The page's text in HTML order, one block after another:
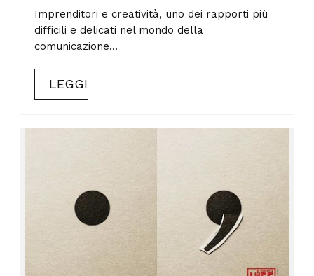
Imprenditori e creatività, uno dei rapporti più
difficili e delicati nel mondo della
comunicazione...
LEGGI